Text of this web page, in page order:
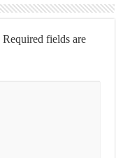
Required fields are